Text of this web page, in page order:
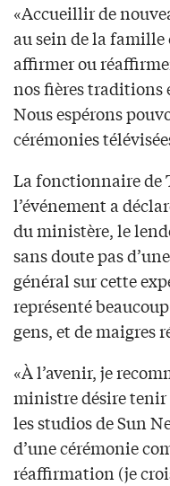
«Accueillir de
au sein de la
affirmer ou
nos fières traditions
Nous espérons
cérémonies
La fonctionnaire de
l’événement a
du ministère, le
sans doute pas
général sur cette
représenté
gens, et de maigres
«À l’avenir, je
ministre désire tenir
les studios de Sun
d’une cérémonie
réaffirmation (je